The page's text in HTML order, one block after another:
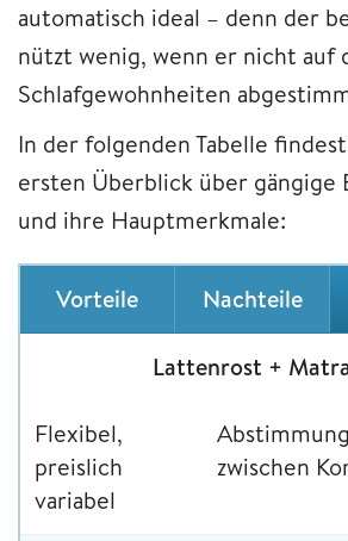
automatisch ideal – denn der
nützt wenig, wenn er nicht auf
Schlafgewohnheiten
In der folgenden Tabelle
ersten Überblick über gängige
und ihre Hauptmerkmale:
Vorteile Nachteile
Lattenrost +
Flexibel,
preislich
variabel
zwischen